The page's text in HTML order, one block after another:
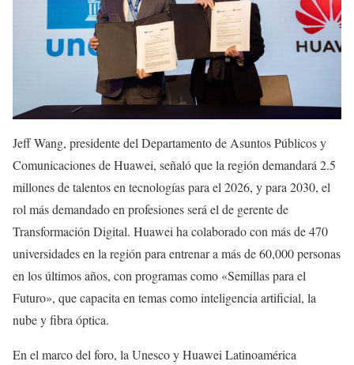
Jeff Wang, presidente del Departamento de Asuntos Públicos y
Comunicaciones de Huawei, señaló que la región demandará 2.5
millones de talentos en tecnologías para el 2026, y para 2030, el
rol más demandado en profesiones será el de gerente de
Transformación Digital. Huawei ha colaborado con más de 470
universidades en la región para entrenar a más de 60,000 personas
en los últimos años, con programas como «Semillas para el
Futuro», que capacita en temas como inteligencia artificial, la
nube y fibra óptica.
En el marco del foro, la Unesco y Huawei Latinoamérica